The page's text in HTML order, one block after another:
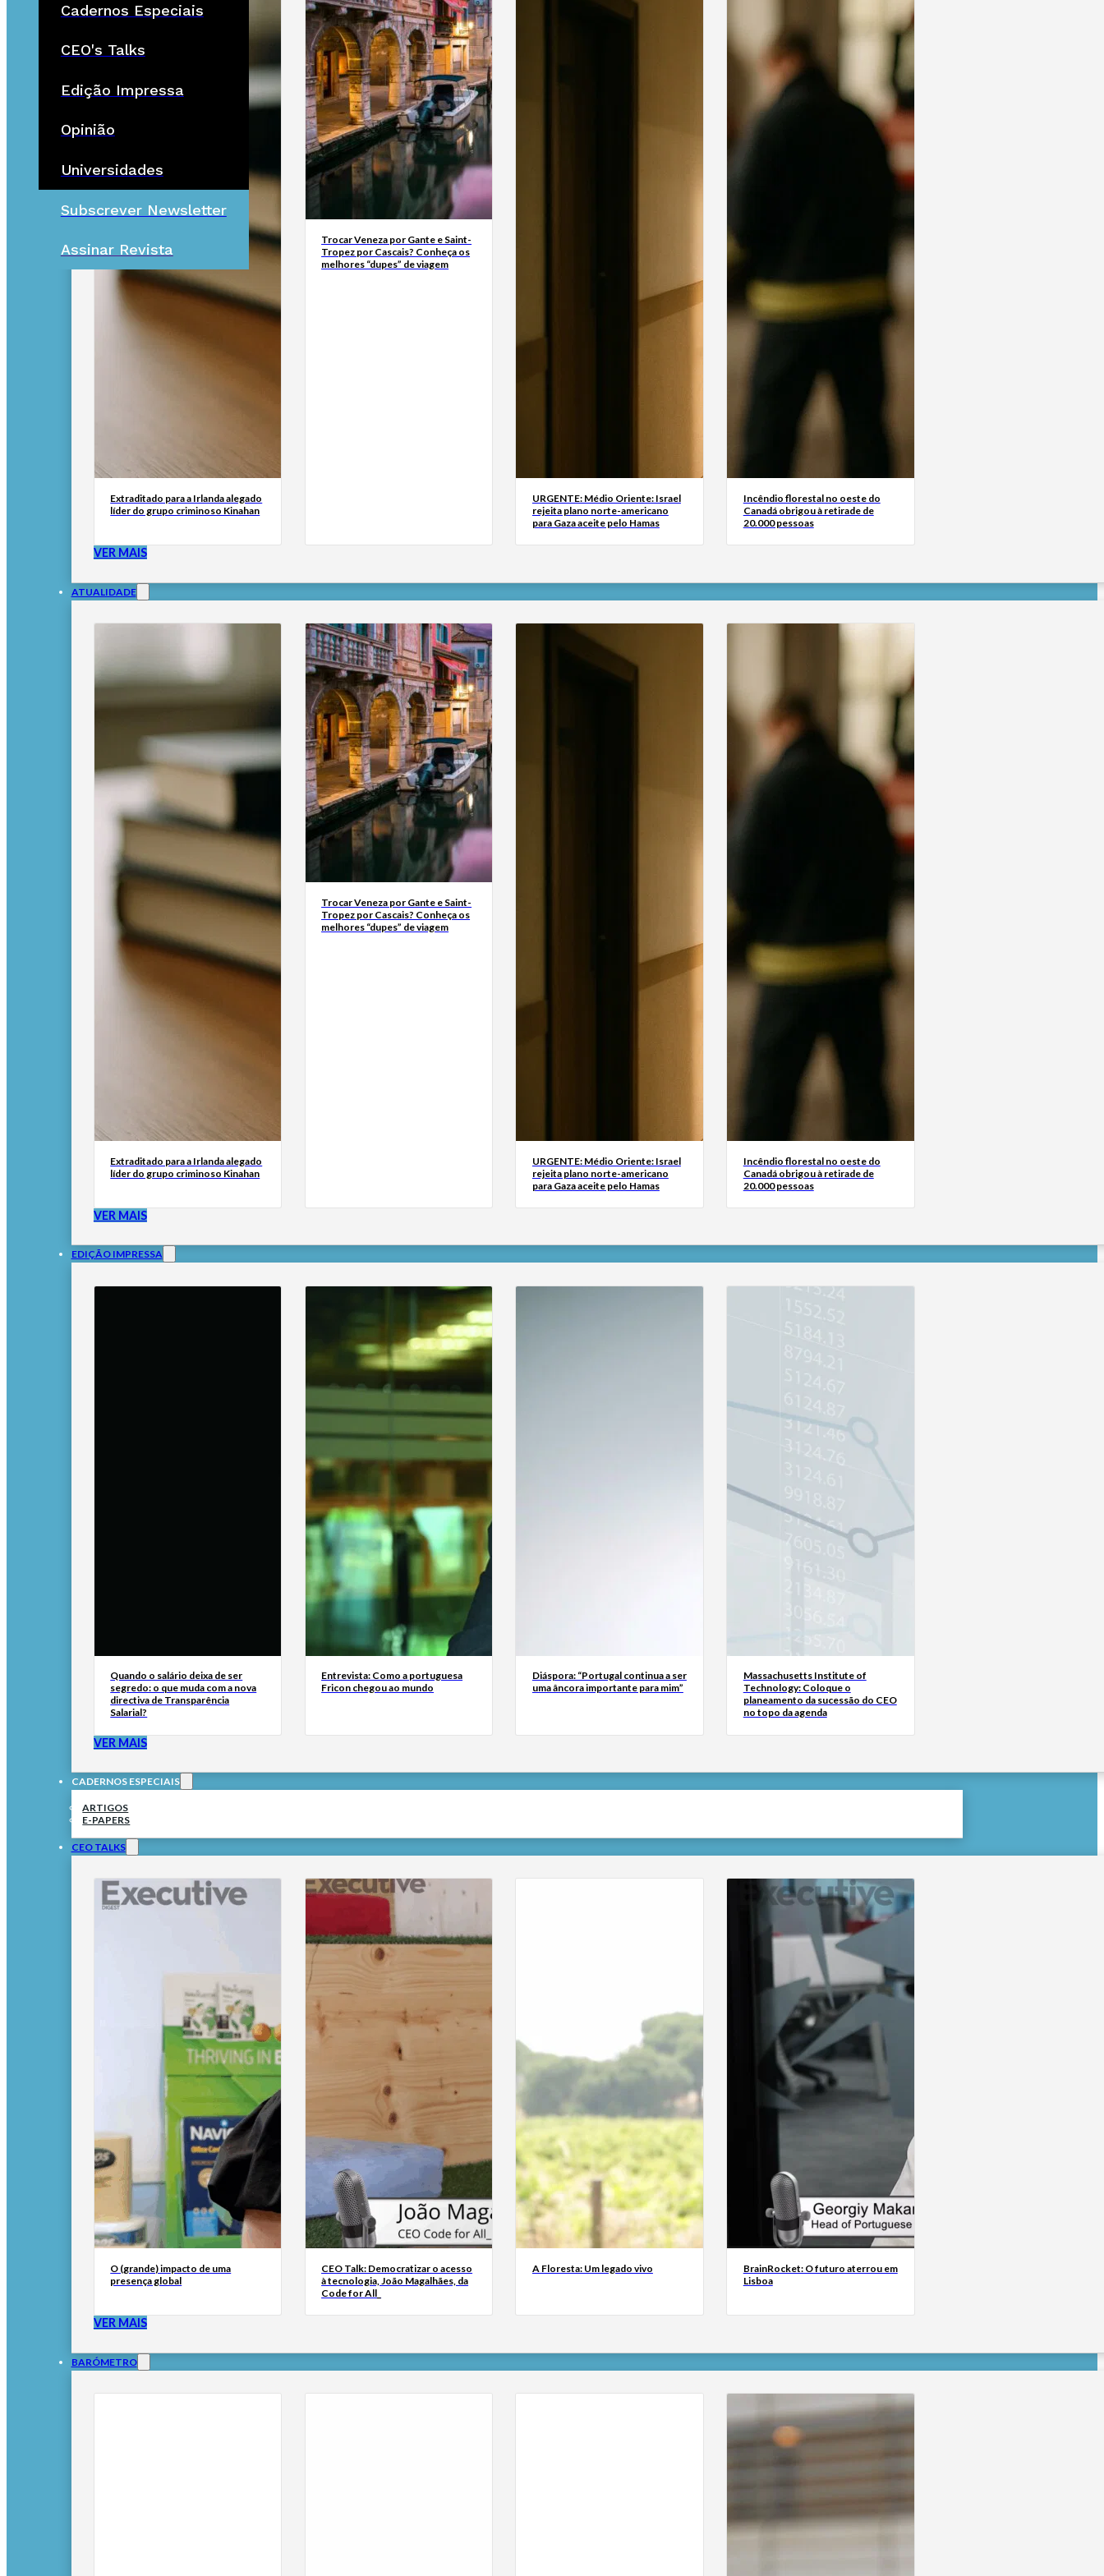
Cadernos Especiais
CEO's Talks
Edição Impressa
Opinião
Universidades
Subscrever Newsletter
Assinar Revista
Extraditado para a Irlanda alegado
líder do grupo criminoso Kinahan
Trocar Veneza por Gante e Saint-
Tropez por Cascais? Conheça os
melhores “dupes” de viagem
URGENTE: Médio Oriente: Israel
rejeita plano norte-americano
para Gaza aceite pelo Hamas
Incêndio florestal no oeste do
Canadá obrigou à retirade de
20.000 pessoas
VER MAIS
ATUALIDADE
Extraditado para a Irlanda alegado
líder do grupo criminoso Kinahan
Trocar Veneza por Gante e Saint-
Tropez por Cascais? Conheça os
melhores “dupes” de viagem
URGENTE: Médio Oriente: Israel
rejeita plano norte-americano
para Gaza aceite pelo Hamas
Incêndio florestal no oeste do
Canadá obrigou à retirade de
20.000 pessoas
VER MAIS
EDIÇÃO IMPRESSA
Quando o salário deixa de ser
segredo: o que muda com a nova
directiva de Transparência
Salarial?
Entrevista: Como a portuguesa
Fricon chegou ao mundo
Diáspora: “Portugal continua a ser
uma âncora importante para mim”
Massachusetts Institute of
Technology: Coloque o
planeamento da sucessão do CEO
no topo da agenda
VER MAIS
CADERNOS ESPECIAIS
ARTIGOS
E-PAPERS
CEO TALKS
O (grande) impacto de uma
presença global
CEO Talk: Democratizar o acesso
à tecnologia, João Magalhães, da
Code for All_
A Floresta: Um legado vivo
BrainRocket: O futuro aterrou em
Lisboa
VER MAIS
BARÓMETRO